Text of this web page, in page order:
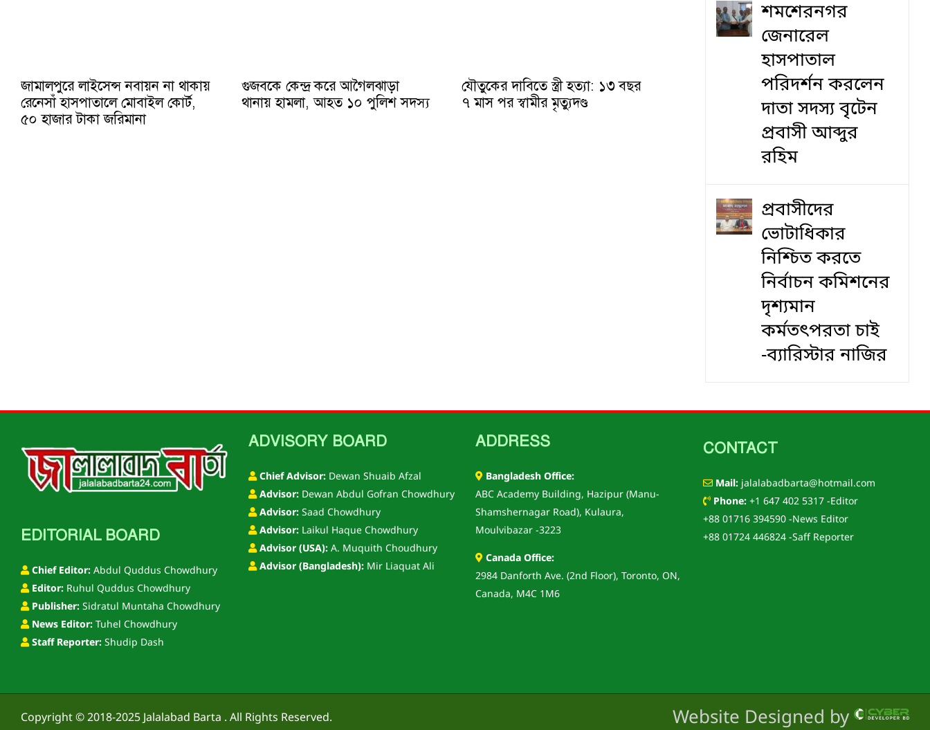
জামালপুরে লাইসেন্স নবায়ন না থাকায়
রেনেসাঁ হাসপাতালে মোবাইল কোর্ট,
৫০ হাজার টাকা জরিমানা
গুজবকে কেন্দ্র করে আগৈলঝাড়া
থানায় হামলা, আহত ১০ পুলিশ সদস্য
যৌতুকের দাবিতে স্ত্রী হত্যা: ১৩ বছর
৭ মাস পর স্বামীর মৃত্যুদণ্ড
শমশেরনগর
জেনারেল
হাসপাতাল
পরিদর্শন করলেন
দাতা সদস্য বৃটেন
প্রবাসী আব্দুর
রহিম
প্রবাসীদের
ভোটাধিকার
নিশ্চিত করতে
নির্বাচন কমিশনের
দৃশ‍্যমান
কর্মতৎপরতা চাই
-ব্যারিস্টার নাজির
EDITORIAL BOARD
Chief Editor: Abdul Quddus Chowdhury
Editor: Ruhul Quddus Chowdhury
Publisher: Sidratul Muntaha Chowdhury
News Editor: Tuhel Chowdhury
Staff Reporter: Shudip Dash
ADVISORY BOARD
Chief Advisor:Dewan Shuaib Afzal
Advisor:Dewan Abdul Gofran Chowdhury
Advisor:Saad Chowdhury
Advisor:Laikul Haque Chowdhury
Advisor (USA):A. Muquith Choudhury
Advisor (Bangladesh):Mir Liaquat Ali
ADDRESS
Bangladesh Office:
ABC Academy Building, Hazipur (Manu-
Shamshernagar Road), Kulaura,
Moulvibazar -3223
Canada Office:
2984 Danforth Ave. (2nd Floor), Toronto, ON,
Canada, M4C 1M6
CONTACT
Mail:jalalabadbarta@hotmail.com
Phone:+1 647 402 5317 -Editor
+88 01716 394590 -News Editor
+88 01724 446824 -Saff Reporter
Copyright © 2018-2025Jalalabad Barta . All Rights Reserved. Website Designed by